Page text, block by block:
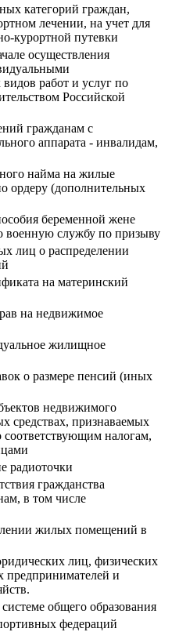
категорий граждан,
лечении, на учет для
курортной путевки
осуществления
работ и услуг по
Российской
гражданам с
аппарата - инвалидам,
найма на жилые
ордеру (дополнительных
беременной жене
военную службу по призыву
лиц о распределении
на материнский
на недвижимое
жилищное
о размере пенсий (иных
недвижимого
средствах, признаваемых
налогам,
радиоточки
гражданства
в том числе
жилых помещений в
лиц, физических
предпринимателей и
общего образования
федераций